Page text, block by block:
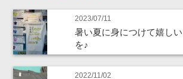
2023/07/11
暑い夏に身につけて嬉し
を♪
2022/11/02